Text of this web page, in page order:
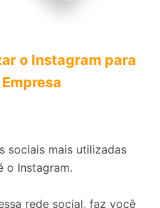
o Instagram para
sociais mais utilizadas
o Instagram.
rede social, faz você